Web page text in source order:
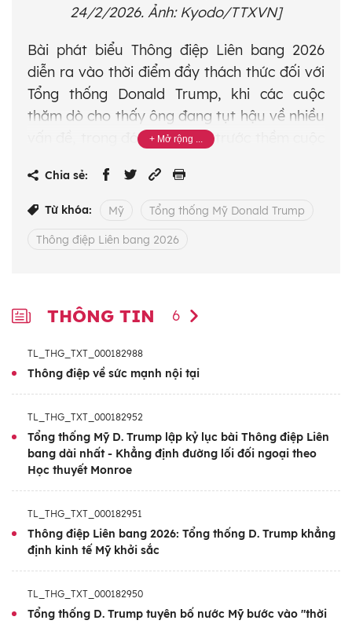
24/2/2026. Ảnh: Kyodo/TTXVN]
Bài phát biểu Thông điệp Liên bang 2026
diễn ra vào thời điểm đầy thách thức đối với
Tổng thống Donald Trump, khi các cuộc
thăm dò cho thấy ông đang tụt hậu về nhiều
vấn đề, trong đó có kinh tế, trước thềm cuộc
nữa.
Trong bài phát biểu, Tổng thống Donald
Trump tuyên bố: "Nước Mỹ đã trở lại", đồng
Mỹ". Ông Trump nhấn mạnh biên giới đã
được bảo đảm an ninh, lạm phát giảm, thu
nhập tăng nhanh, kinh tế tăng trưởng mạnh
và vị thế của Mỹ trên trường quốc tế được
củng cố. Ông Trump cũng đã ca ngợi chương
trình kinh tế và các hoạt động thực thi pháp
luật nhập cư của mình, gọi năm đầu tiên
trong nhiệm kỳ thứ hai là một “sự xoay
Đề cập đến chính sách đối ngoại trong nhiệm
kỳ của mình, Tổng thống Donald Trump cho
điểm tương đồng với Học thuyết Monroe
trong thế kỷ XIX, nhấn mạnh việc hạn chế
Chia sẻ:
Từ khóa: Mỹ Tổng thống Mỹ Donald Trump
Thông điệp Liên bang 2026
THÔNG TIN 6
TL_THG_TXT_000182988
Thông điệp về sức mạnh nội tại
TL_THG_TXT_000182952
Tổng thống Mỹ D. Trump lập kỷ lục bài Thông điệp Liên
bang dài nhất - Khẳng định đường lối đối ngoại theo
Học thuyết Monroe
TL_THG_TXT_000182951
Thông điệp Liên bang 2026: Tổng thống D. Trump khẳng
định kinh tế Mỹ khởi sắc
TL_THG_TXT_000182950
Tổng thống D. Trump tuyên bố nước Mỹ bước vào "thời